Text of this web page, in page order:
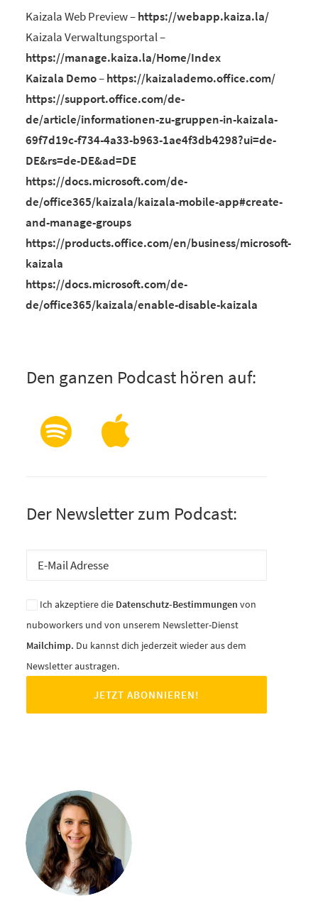
Kaizala Web Preview –https://webapp.kaiza.la/
Kaizala Verwaltungsportal –
https://manage.kaiza.la/Home/Index
Kaizala Demo–https://kaizalademo.office.com/
https://support.office.com/de-
de/article/informationen-zu-gruppen-in-kaizala-
69f7d19c-f734-4a33-b963-1ae4f3db4298?ui=de-
DE&rs=de-DE&ad=DE
https://docs.microsoft.com/de-
de/office365/kaizala/kaizala-mobile-app#create-
and-manage-groups
https://products.office.com/en/business/microsoft-
kaizala
https://docs.microsoft.com/de-
de/office365/kaizala/enable-disable-kaizala
Den ganzen Podcast hören auf:
Der Newsletter zum Podcast:
Ich akzeptiere die Datenschutz-Bestimmungen von
nuboworkers und von unserem Newsletter-Dienst
Mailchimp. Du kannst dich jederzeit wieder aus dem
Newsletter austragen.